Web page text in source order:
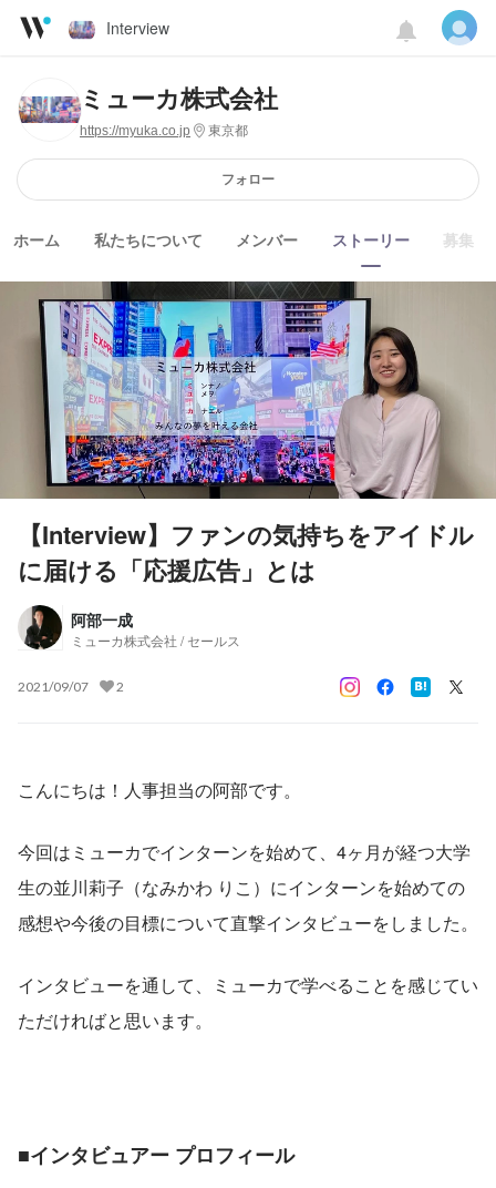
Interview
ミューカ株式会社
https://myuka.co.jp 東京都
フォロー
ホーム 私たちについて メンバー ストーリー 募集
【Interview】ファンの気持ちをアイドル
に届ける「応援広告」とは
阿部一成
ミューカ株式会社 / セールス
2021/09/07 2
こんにちは！人事担当の阿部です。
今回はミューカでインターンを始めて、4ヶ月が経つ大学
生の並川莉子（なみかわ りこ）にインターンを始めての
感想や今後の目標について直撃インタビューをしました。
インタビューを通して、ミューカで学べることを感じてい
ただければと思います。
■インタビュアー プロフィール